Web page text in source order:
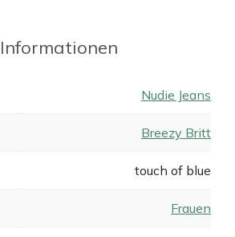
Nudie Jeans
Breezy Britt
touch of blue
Frauen